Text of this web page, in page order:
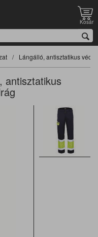
Kosár
Lángálló, antisztatikus
antisztatikus